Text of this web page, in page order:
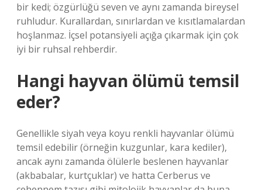
bir kedi; özgürlüğü seven ve aynı zamanda bireysel
ruhludur. Kurallardan, sınırlardan ve kısıtlamalardan
hoşlanmaz. İçsel potansiyeli açığa çıkarmak için çok
iyi bir ruhsal rehberdir.
Hangi hayvan ölümü temsil
eder?
Genellikle siyah veya koyu renkli hayvanlar ölümü
temsil edebilir (örneğin kuzgunlar, kara kediler),
ancak aynı zamanda ölülerle beslenen hayvanlar
(akbabalar, kurtçuklar) ve hatta Cerberus ve